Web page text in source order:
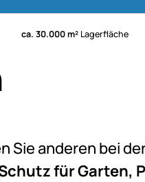
ca. 30.000 m² Lagerfläche
Sie anderen bei
für Garten,